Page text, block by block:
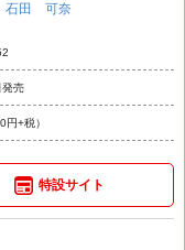
石田 可奈
売
円+税）
特設サイト